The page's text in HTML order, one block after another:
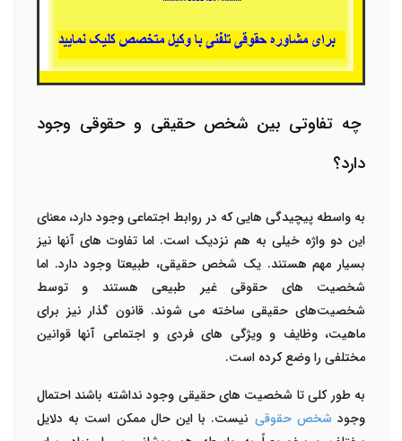
چه تفاوتی بین شخص حقیقی و حقوقی وجود
دارد؟
به واسطه پیچیدگی هایی که در روابط اجتماعی وجود دارد، معنای
این دو واژه خیلی به هم نزدیک است. اما تفاوت های آنها نیز
بسیار مهم هستند. یک شخص حقیقی، طبیعتا وجود دارد. اما
شخصیت های حقوقی غیر طبیعی هستند و توسط
شخصیت‌های حقیقی ساخته می شوند. قانون گذار نیز برای
ماهیت، وظایف و ویژگی های فردی و اجتماعی آنها قوانین
مختلفی را وضع کرده است.
به طور کلی تا شخصیت های حقیقی وجود نداشته باشند احتمال
وجود شخص حقوقی نیست. با این حال ممکن است به دلایل